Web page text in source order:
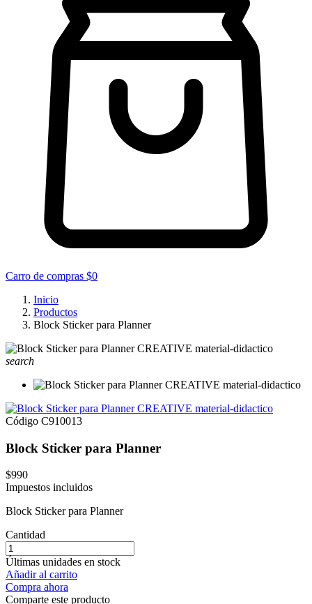
Carro de compras $0
Inicio
Productos
Block Sticker para Planner
search
Código C910013
Block Sticker para Planner
$990
Impuestos incluidos
Block Sticker para Planner
Cantidad
Últimas unidades en stock
Añadir al carrito
Compra ahora
Comparte este producto